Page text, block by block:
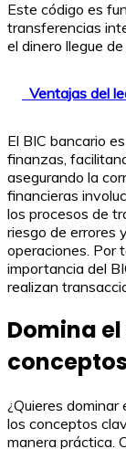
Este código es
transferencias
el dinero llegue
Ventajas del
El BIC bancario
finanzas,
asegurando la
financieras
los procesos de
riesgo de errores
operaciones. Por
importancia del
realizan
Domina
¿Quieres
los conceptos
manera práctica.